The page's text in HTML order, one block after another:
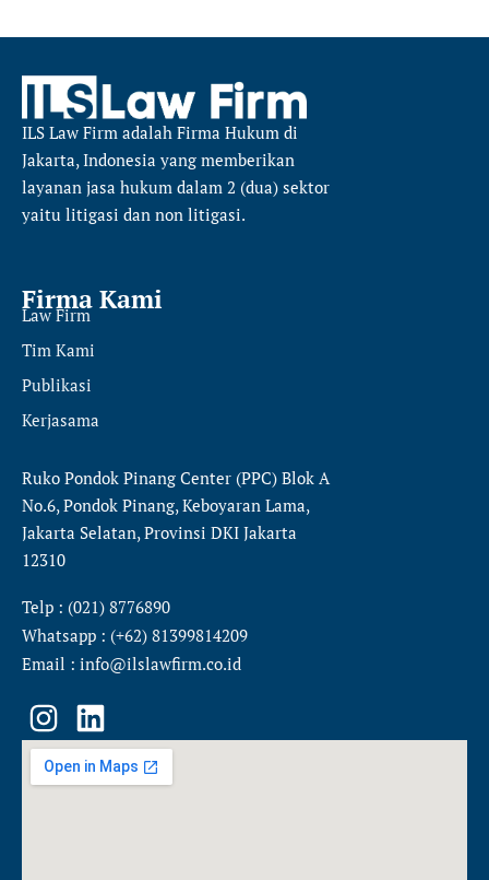
ILS Law Firm adalah Firma Hukum di
Jakarta, Indonesia yang memberikan
layanan jasa hukum dalam 2 (dua) sektor
yaitu litigasi dan non litigasi.
Firma Kami
Law Firm
Tim Kami
Publikasi
Kerjasama
Ruko Pondok Pinang Center (PPC) Blok A
No.6, Pondok Pinang, Keboyaran Lama,
Jakarta Selatan, Provinsi DKI Jakarta
12310
Telp : (021) 8776890
Whatsapp : (+62) 81399814209
Email : info@ilslawfirm.co.id
I
n
s
L
i
n